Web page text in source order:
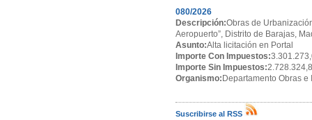
080/2026
Descripción:Obras de
Aeropuerto”, Distrito de Barajas,
Asunto:Alta licitación en Portal
Importe Con Impuestos:
Importe Sin Impuestos:
Organismo: Departamento Obras e
Suscribirse al RSS